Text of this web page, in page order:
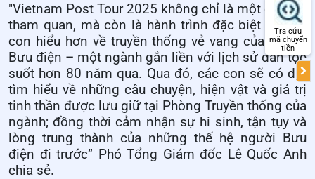
"Vietnam Post Tour 2025 không chỉ là một chuyến
tham quan, mà còn là hành trình đặc biệt để các
con hiểu hơn về truyền thống vẻ vang của ngành
Bưu điện – một ngành gắn liền với lịch sử dân tộc
suốt hơn 80 năm qua. Qua đó, các con sẽ có dịp
tìm hiểu về những câu chuyện, hiện vật và giá trị
tinh thần được lưu giữ tại Phòng Truyền thống của
ngành; đồng thời cảm nhận sự hi sinh, tận tụy và
lòng trung thành của những thế hệ người Bưu
điện đi trước” Phó Tổng Giám đốc Lê Quốc Anh
chia sẻ.
Tra cứu
mã chuyển
tiền